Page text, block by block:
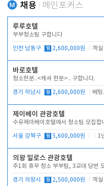
채용 메인포커스
루루호텔
부부청소팀 구합니다
인천 남동구 월 2,600,000원 객
바로호텔
청소한분..<캐셔 한분>.. 구합니다.
경기 하남시 월 2,600,000원
제이베이 관광호텔
수유제이베이호텔에서 청소팀 모집합
서울 강북구 월 5,600,000원 1
의왕 밀로스 관광호텔
주1회 휴무 청소 부부팀, 3교대 당번
경기 의왕시 월 2,500,000원 객